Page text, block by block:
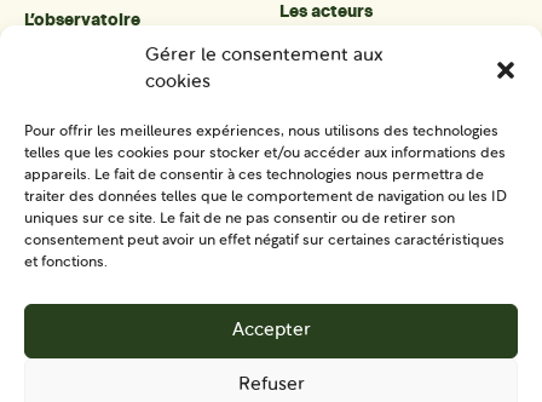
Gérer le consentement aux
cookies
Pour offrir les meilleures expériences, nous utilisons des technologies
telles que les cookies pour stocker et/ou accéder aux informations des
appareils. Le fait de consentir à ces technologies nous permettra de
traiter des données telles que le comportement de navigation ou les ID
uniques sur ce site. Le fait de ne pas consentir ou de retirer son
consentement peut avoir un effet négatif sur certaines caractéristiques
et fonctions.
Accepter
Refuser
L’observatoire
Présentation de l’observatoire
La boîte à outils
Présentation
Tous les outils
Proposer un outil
Les acteurs
Tous les acteurs
CONTACT
S'IMPLIQUER